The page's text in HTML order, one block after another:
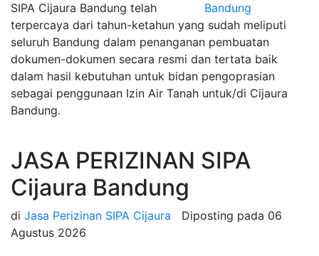
SIPA Cijaura Bandung telah
terpercaya dari tahun-ketahun yang sudah meliputi
seluruh Bandung dalam penanganan pembuatan
dokumen-dokumen secara resmi dan tertata baik
dalam hasil kebutuhan untuk bidan pengoprasian
sebagai penggunaan Izin Air Tanah untuk/di Cijaura
Bandung.
JASA PERIZINAN SIPA
Cijaura Bandung
di Jasa Perizinan SIPA Cijaura Diposting pada 06
Agustus 2026